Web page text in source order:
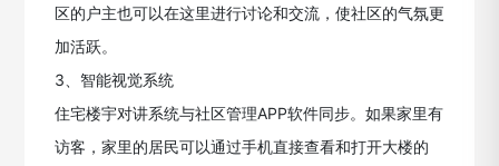
区的户主也可以在这里进行讨论和交流，使社区的气氛更
加活跃。
3、智能视觉系统
住宅楼宇对讲系统与社区管理APP软件同步。如果家里有
访客，家里的居民可以通过手机直接查看和打开大楼的